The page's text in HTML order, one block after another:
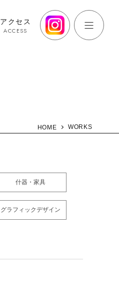
アクセス
ACCESS
HOME WORKS
什器・家具
グラフィックデザイン